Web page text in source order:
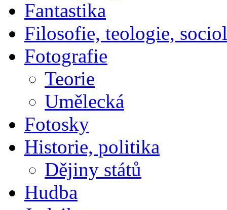
Fantastika
Filosofie, teologie,
Fotografie
Teorie
Umělecká
Fotosky
Historie, politika
Dějiny států
Hudba